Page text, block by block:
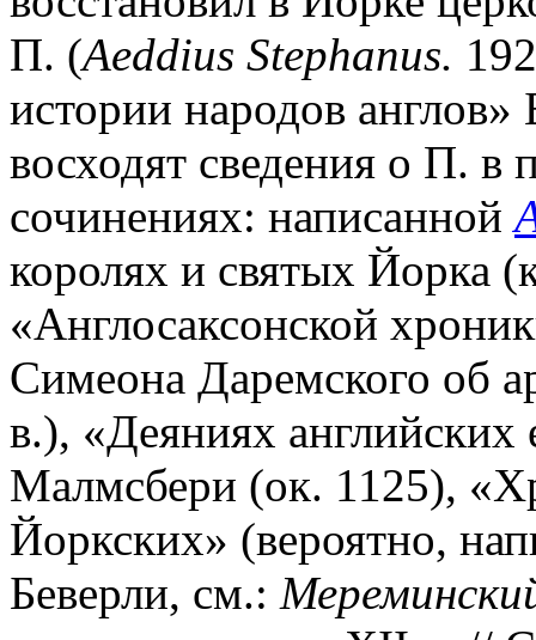
П. (Aeddius Stephanus.
истории народов
восходят сведения о П. в
сочинениях: написанной
королях и святых Йорка
«Англосаксонской
Симеона Даремского об
в.), «Деяниях
Малмсбери (ок. 1125),
Йоркских» (вероятно,
Беверли, см.: